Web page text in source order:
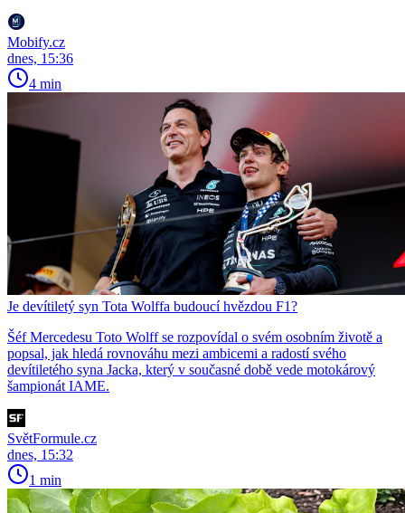
Mobify.cz
dnes, 15:36
4 min
Je devítiletý syn Tota Wolffa budoucí hvězdou F1?
Šéf Mercedesu Toto Wolff se rozpovídal o svém osobním životě a
popsal, jak hledá rovnováhu mezi ambicemi a radostí svého
devítiletého syna Jacka, který v současné době vede motokárový
šampionát IAME.
SvětFormule.cz
dnes, 15:32
1 min